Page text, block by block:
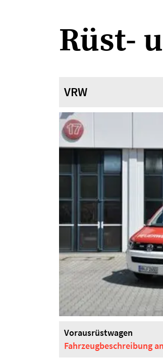
Rüst-
VRW
Vorausrüstwagen
Fahrzeugbeschreibung